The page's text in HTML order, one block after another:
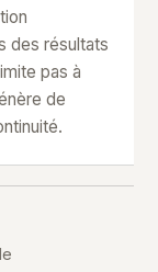
des résultats
pas à
de